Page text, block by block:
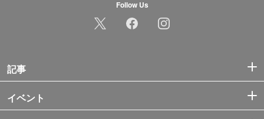
Follow Us
記事
イベント